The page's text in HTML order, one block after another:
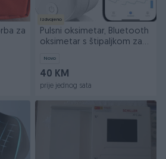
za
Izdvojeno
Pulsni oksimetar, Bluetooth
oksimetar s štipaljkom za
Novo
40 KM
prije jednog sata